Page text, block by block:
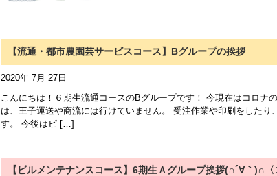
【流通・都市農園芸サービスコース】Bグループの挨拶
2020年 7月 27日
こんにちは！６期生流通コースのBグループです！ 今現在はコロナ
は、王子運送や商流には行けていません。 受注作業や印刷をしたり
す。 今後はピ […]
【ビルメンテナンスコース】6期生Ａグループ挨拶(∩´∀｀)∩〈